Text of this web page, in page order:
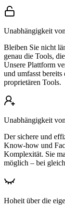
Unabhängigkeit
Bleiben Sie nicht
genau die Tools,
Unsere Plattform
und umfasst
proprietären Tools.
Unabhängigkeit
Der sichere und
Know-how und
Komplexität. Sie
möglich – bei
Hoheit über die